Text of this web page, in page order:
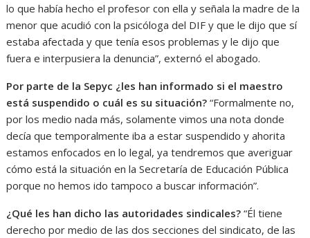
lo que había hecho el profesor con ella y señala la madre de la
menor que acudió con la psicóloga del DIF y que le dijo que sí
estaba afectada y que tenía esos problemas y le dijo que
fuera e interpusiera la denuncia”, externó el abogado.
Por parte de la Sepyc ¿les han informado si el maestro
está suspendido o cuál es su situación? “Formalmente no,
por los medio nada más, solamente vimos una nota donde
decía que temporalmente iba a estar suspendido y ahorita
estamos enfocados en lo legal, ya tendremos que averiguar
cómo está la situación en la Secretaría de Educación Pública
porque no hemos ido tampoco a buscar información”.
¿Qué les han dicho las autoridades sindicales? “Él tiene
derecho por medio de las dos secciones del sindicato, de las